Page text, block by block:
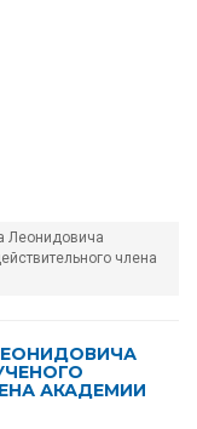
Леонидовича
члена
АКАДЕМИИ